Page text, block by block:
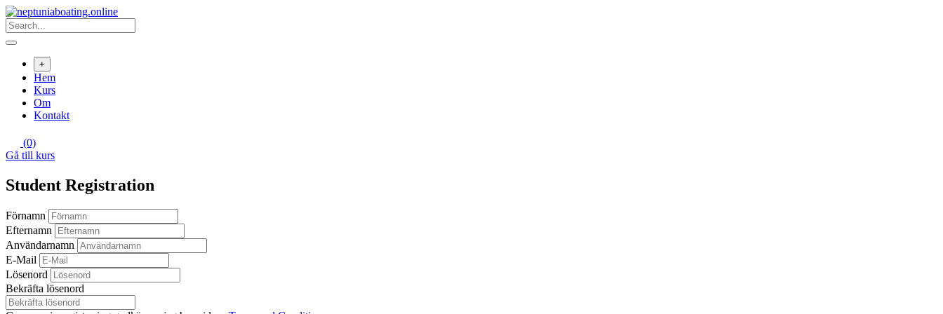
Skip
to
content
+
Hem
Kurs
Om
Kontakt
(0)
Gå till kurs
Student Registration
Förnamn
Efternamn
Användarnamn
E-Mail
Lösenord
Bekräfta lösenord